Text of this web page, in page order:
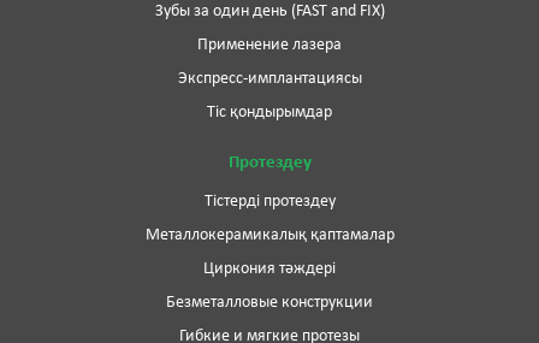
Зубы за один день (FAST and FIX)
Применение лазера
Экспресс-имплантациясы
Тіс қондырымдар
Протездеу
Тістерді протездеу
Металлокерамикалық қаптамалар
Циркония тәждері
Безметалловые конструкции
Гибкие и мягкие протезы